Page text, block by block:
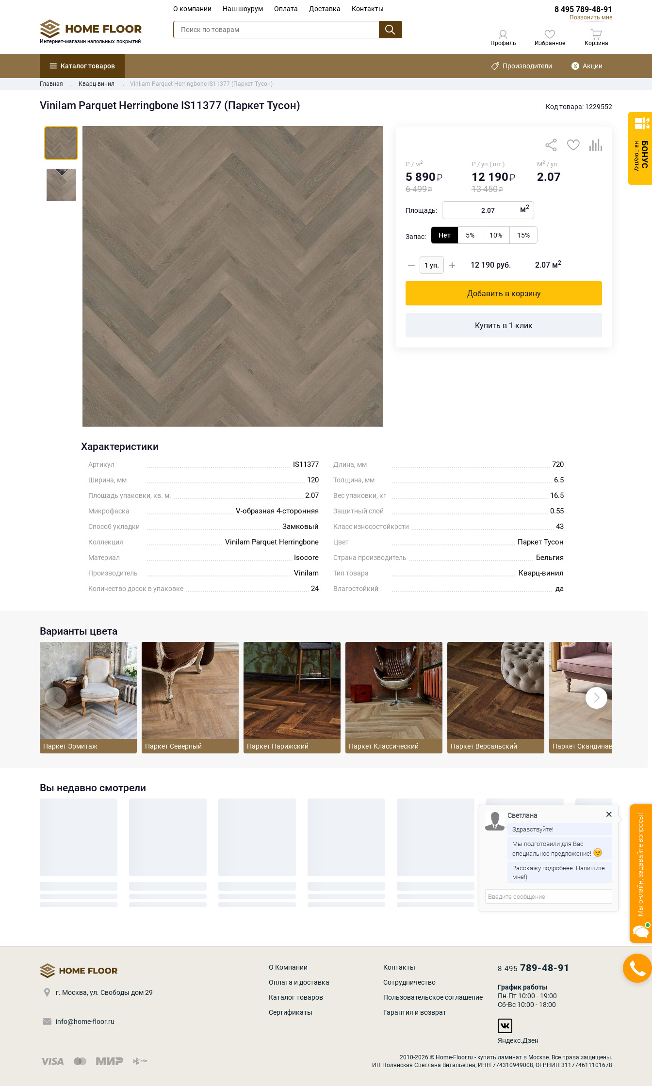
БОНУС
на покупку
О компании Наш шоурум Оплата Доставка Контакты 8 495 789-48-91
Позвонить мне
Интернет-магазин напольных покрытий Профиль Избранное Корзина
Каталог товаров Производители Акции
Главная Кварц-винил Vinilam Parquet Herringbone IS11377 (Паркет Тусон)
Vinilam Parquet Herringbone IS11377 (Паркет Тусон) Код товара: 1229552
₽ / м2
5 890
6 499
₽ / уп.( шт.)
12 190
13 450
М2 / уп.
2.07
Площадь: м2
Запас: Нет 5% 10% 15%
12 190руб. 2.07 м2
Добавить в корзину
Купить в 1 клик
Характеристики
Артикул IS11377 Длина, мм 720
Ширина, мм 120 Толщина, мм 6.5
Площадь упаковки, кв. м. 2.07 Вес упаковки, кг 16.5
Микрофаска V-образная 4-сторонняя Защитный слой 0.55
Способ укладки Замковый Класс износостойкости 43
Коллекция Vinilam Parquet Herringbone Цвет Паркет Тусон
Материал Isocore Страна производитель Бельгия
Производитель Vinilam Тип товара Кварц-винил
Количество досок в упаковке 24 Влагостойкий да
Варианты цвета
Паркет Эрмитаж Паркет Северный Паркет Парижский Паркет Классический Паркет Версальский Паркет Скандинавский
Вы недавно смотрели
г. Москва, ул. Свободы дом 29
info@home-floor.ru
О Компании
Контакты
Оплата и доставка
Сотрудничество
Каталог товаров
Пользовательское соглашение
Сертификаты
Гарантия и возврат
8 495 789-48-91
График работы
Пн-Пт 10:00 - 19:00
Сб-Вс 10:00 - 18:00
Яндекс.Дзен
2010-2026 © Home-Floor.ru - купить ламинат в Москве. Все права защищены.
ИП Полянская Светлана Витальевна, ИНН 774310949008, ОГРНИП 311774611101678
Закажите
звонок
Мы онлайн, задавайте вопросы!
Светлана
Здравствуйте!
Мы подготовили для Вас
специальное предложение!
Расскажу подробнее. Напишите
мне!)